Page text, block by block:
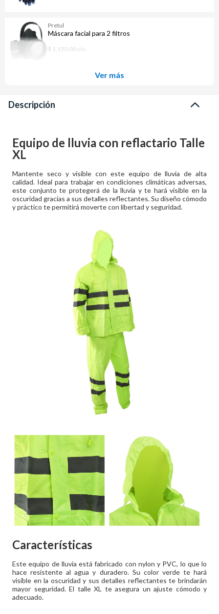
Pretul
Máscara facial para 2 filtros
$ 1.150,00 c/u
Ver más
Descripción
Equipo de lluvia con reflactario Talle
XL
Mantente seco y visible con este equipo de lluvia de alta
calidad. Ideal para trabajar en condiciones climáticas adversas,
este conjunto te protegerá de la lluvia y te hará visible en la
oscuridad gracias a sus detalles reflectantes. Su diseño cómodo
y práctico te permitirá moverte con libertad y seguridad.
Características
Este equipo de lluvia está fabricado con nylon y PVC, lo que lo
hace resistente al agua y duradero. Su color verde te hará
visible en la oscuridad y sus detalles reflectantes te brindarán
mayor seguridad. El talle XL te asegura un ajuste cómodo y
adecuado.